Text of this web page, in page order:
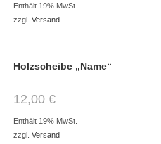
Enthält 19% MwSt.
zzgl. Versand
Holzscheibe „Name“
12,00 €
Enthält 19% MwSt.
zzgl. Versand